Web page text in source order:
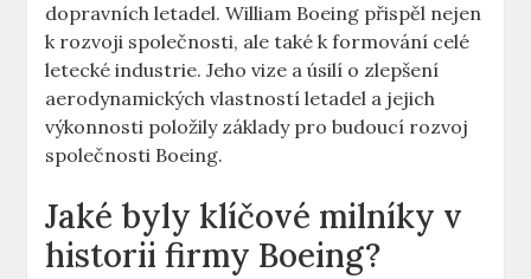
dopravních‍ letadel. William Boeing přispěl nejen
​k rozvoji⁣ společnosti, ale také⁣ k⁤ formování‌ celé
letecké⁤ industrie. Jeho vize a ​úsilí o ‍zlepšení
⁤aerodynamických ⁣vlastností letadel a jejich
výkonnosti položily základy pro budoucí rozvoj
společnosti ‌Boeing.
Jaké byly klíčové milníky v
historii firmy Boeing?